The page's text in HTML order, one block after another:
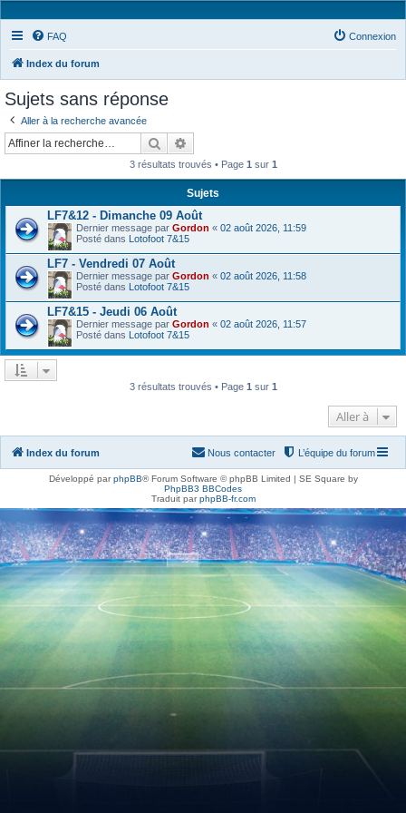
FAQ Connexion
Index du forum
Sujets sans réponse
Aller à la recherche avancée
Rechercher
3 résultats trouvés • Page 1 sur 1
Sujets
LF7&12 - Dimanche 09 Août
Dernier message par Gordon « 02 août 2026, 11:59
Posté dans Lotofoot 7&15
LF7 - Vendredi 07 Août
Dernier message par Gordon « 02 août 2026, 11:58
Posté dans Lotofoot 7&15
LF7&15 - Jeudi 06 Août
Dernier message par Gordon « 02 août 2026, 11:57
Posté dans Lotofoot 7&15
3 résultats trouvés • Page 1 sur 1
Aller à
Index du forum L’équipe du forum
Nous contacter
Développé parphpBB® Forum Software © phpBB Limited | SE Square by
PhpBB3 BBCodes
Traduit parphpBB-fr.com